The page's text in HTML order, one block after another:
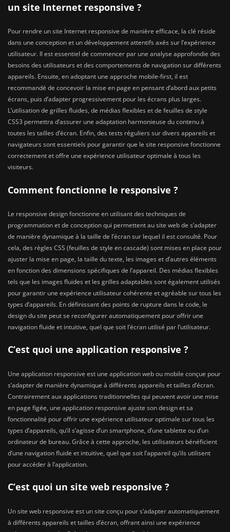
un site Internet responsive ?
Pour rendre un site Internet responsive de manière efficace, la clé réside
dans une conception et un développement attentifs axés sur l’expérience
utilisateur. Il est essentiel de commencer par une analyse approfondie des
besoins des utilisateurs et des comportements de navigation sur différents
appareils. Ensuite, en adoptant une approche mobile-first, il est
recommandé de concevoir la mise en page en pensant d’abord aux petits
écrans, puis d’adapter progressivement pour les écrans plus larges.
L’utilisation de grilles fluides, de médias flexibles et de feuilles de style
CSS3 permettra d’assurer une adaptation harmonieuse du contenu à
toutes les tailles d’écran. Enfin, des tests réguliers sur divers appareils et
navigateurs sont essentiels pour garantir que le site responsive fonctionne
correctement et offre une expérience utilisateur optimale à tous les
visiteurs.
Comment fonctionne le responsive ?
Le responsive design fonctionne en utilisant des techniques de
programmation et de conception qui permettent au site web de s’adapter
de manière dynamique à la taille de l’écran sur lequel il est consulté. Pour
cela, des règles CSS (feuilles de style en cascade) sont mises en place pour
ajuster la mise en page, la taille du texte, les images et d’autres éléments
en fonction des dimensions spécifiques de l’appareil. Des médias flexibles
tels que les images fluides et les grilles adaptables sont également utilisés
pour garantir une expérience utilisateur cohérente et agréable sur tous les
types d’appareils. En définissant des points de rupture dans le code, le
design du site peut se reconfigurer automatiquement pour offrir une
navigation fluide et intuitive, quel que soit l’écran utilisé par l’utilisateur.
C’est quoi une application responsive ?
Une application responsive est une application web ou mobile conçue pour
s’adapter de manière dynamique à différents appareils et tailles d’écran.
Contrairement aux applications traditionnelles qui peuvent avoir une mise
en page figée, une application responsive ajuste son design et sa
fonctionnalité pour offrir une expérience utilisateur optimale sur tous les
types d’appareils, qu’il s’agisse d’un smartphone, d’une tablette ou d’un
ordinateur de bureau. Grâce à cette approche, les utilisateurs bénéficient
d’une navigation fluide et intuitive, quel que soit l’appareil qu’ils utilisent
pour accéder à l’application.
C’est quoi un site web responsive ?
Un site web responsive est un site conçu pour s’adapter automatiquement
à différents appareils et tailles d’écran, offrant ainsi une expérience